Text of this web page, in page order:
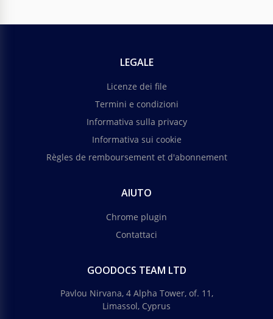
LEGALE
Licenze dei file
Termini e condizioni
Informativa sulla privacy
Informativa sui cookie
Règles de remboursement et d'abonnement
AIUTO
Chrome plugin
Contattaci
GOODOCS TEAM LTD
Pavlou Nirvana, 4 Alpha Tower, of. 11,
Limassol, Cyprus